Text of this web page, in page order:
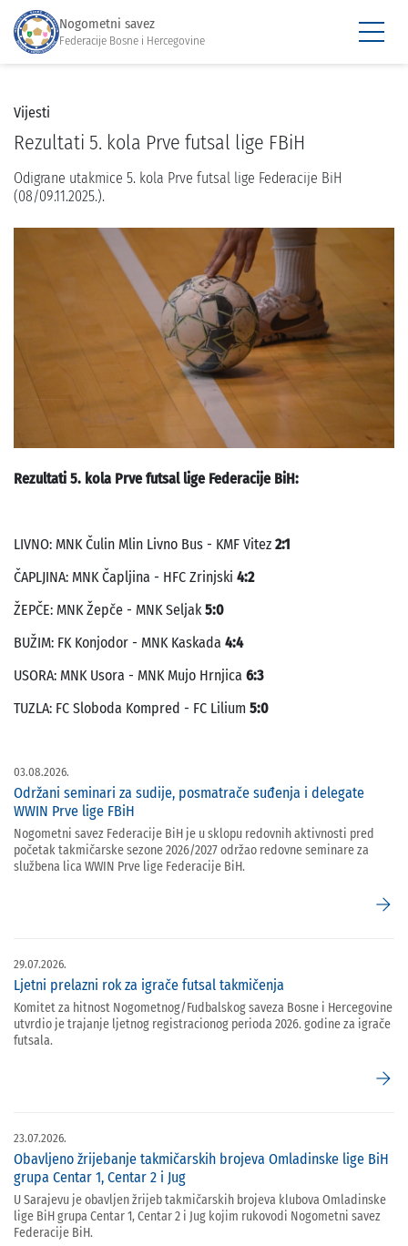
Nogometni savez
Federacije Bosne i Hercegovine
Vijesti
Rezultati 5. kola Prve futsal lige FBiH
Odigrane utakmice 5. kola Prve futsal lige Federacije BiH
(08/09.11.2025.).
Rezultati 5. kola Prve futsal lige Federacije BiH:
LIVNO: MNK Čulin Mlin Livno Bus - KMF Vitez 2:1
ČAPLJINA: MNK Čapljina - HFC Zrinjski 4:2
ŽEPČE: MNK Žepče - MNK Seljak5:0
BUŽIM: FK Konjodor - MNK Kaskada 4:4
USORA: MNK Usora - MNK Mujo Hrnjica 6:3
TUZLA: FC Sloboda Kompred - FC Lilium 5:0
03.08.2026.
Održani seminari za sudije, posmatrače suđenja i delegate
WWIN Prve lige FBiH
Nogometni savez Federacije BiH je u sklopu redovnih aktivnosti pred
početak takmičarske sezone 2026/2027 održao redovne seminare za
službena lica WWIN Prve lige Federacije BiH.
arrow_forward
29.07.2026.
Ljetni prelazni rok za igrače futsal takmičenja
Komitet za hitnost Nogometnog/Fudbalskog saveza Bosne i Hercegovine
utvrdio je trajanje ljetnog registracionog perioda 2026. godine za igrače
futsala.
arrow_forward
23.07.2026.
Obavljeno žrijebanje takmičarskih brojeva Omladinske lige BiH
grupa Centar 1, Centar 2 i Jug
U Sarajevu je obavljen žrijeb takmičarskih brojeva klubova Omladinske
lige BiH grupa Centar 1, Centar 2 i Jug kojim rukovodi Nogometni savez
Federacije BiH.